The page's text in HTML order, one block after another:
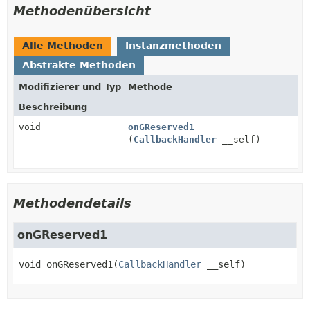
Methodenübersicht
Alle Methoden
Instanzmethoden
Abstrakte Methoden
Modifizierer und Typ
Methode
Beschreibung
void
onGReserved1
( CallbackHandler __self)
Methodendetails
onGReserved1
void onGReserved1 (CallbackHandler __self)